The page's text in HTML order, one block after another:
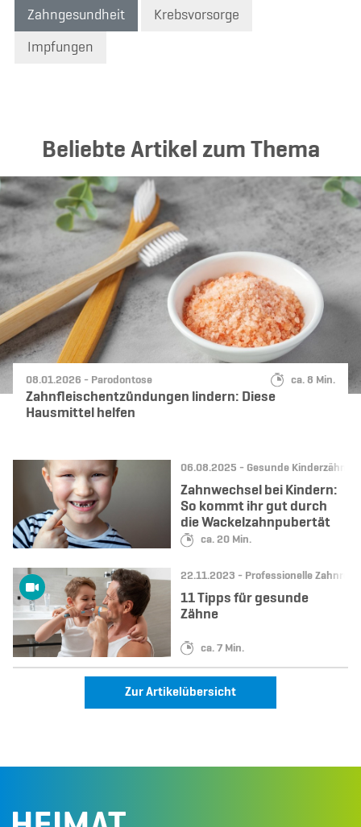
Zahngesundheit Krebsvorsorge
Impfungen
Beliebte Artikel zum Thema
Datum:
08.01.2026 - Kategorie:
Parodontose Lesedauer:
ca. 8 Min.
Zahnfleischentzündungen lindern: Diese
Hausmittel helfen
Datum:
06.08.2025 - Kategorie:
Gesunde Kinderzähne
Lesedauer:
ca. 20 Min.
Zahnwechsel bei Kindern:
So kommt ihr gut durch
die Wackelzahnpubertät
Datum:
22.11.2023 - Kategorie:
Professionelle
Lesedauer:
ca. 7 Min.
11 Tipps für gesunde
Zähne
Zur Artikelübersicht